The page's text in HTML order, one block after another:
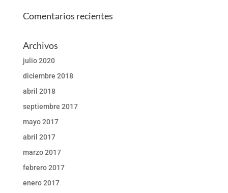
Comentarios recientes
Archivos
julio 2020
diciembre 2018
abril 2018
septiembre 2017
mayo 2017
abril 2017
marzo 2017
febrero 2017
enero 2017